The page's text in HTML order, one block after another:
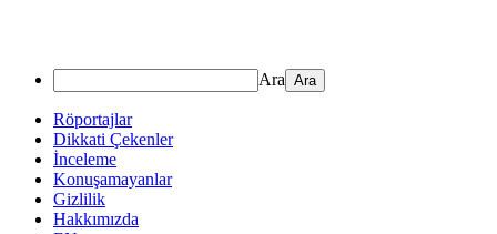
Ara
Röportajlar
Dikkati Çekenler
İnceleme
Konuşamayanlar
Gizlilik
Hakkımızda